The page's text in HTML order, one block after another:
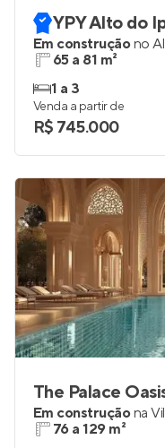
YPY Alto do
Em construçãono
65 a 81 m²
1 a 3
Venda a partir de
R$ 745.000
The Palace
Em construçãona
76 a 129 m²